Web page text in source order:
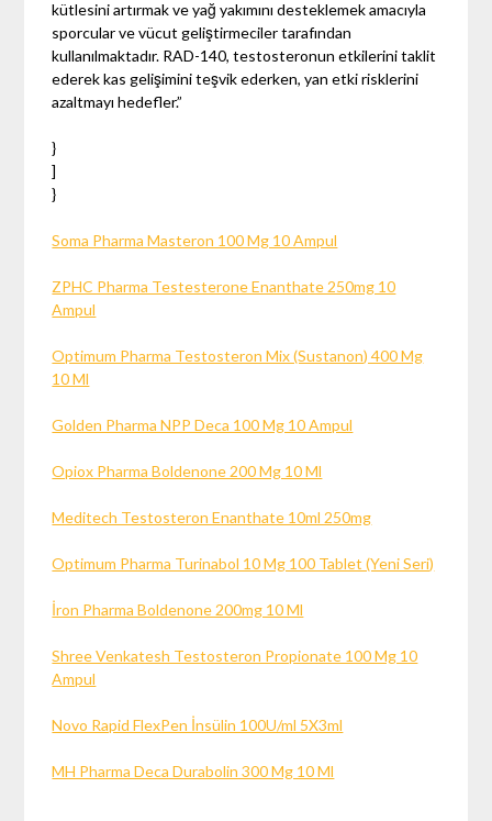
kütlesini artırmak ve yağ yakımını desteklemek amacıyla
sporcular ve vücut geliştirmeciler tarafından
kullanılmaktadır. RAD-140, testosteronun etkilerini taklit
ederek kas gelişimini teşvik ederken, yan etki risklerini
azaltmayı hedefler.”
}
]
}
Soma Pharma Masteron 100 Mg 10 Ampul
ZPHC Pharma Testesterone Enanthate 250mg 10
Ampul
Optimum Pharma Testosteron Mix (Sustanon) 400 Mg
10 Ml
Golden Pharma NPP Deca 100 Mg 10 Ampul
Opiox Pharma Boldenone 200 Mg 10 Ml
Meditech Testosteron Enanthate 10ml 250mg
Optimum Pharma Turinabol 10 Mg 100 Tablet (Yeni Seri)
İron Pharma Boldenone 200mg 10 Ml
Shree Venkatesh Testosteron Propionate 100 Mg 10
Ampul
Novo Rapid FlexPen İnsülin 100U/ml 5X3ml
MH Pharma Deca Durabolin 300 Mg 10 Ml